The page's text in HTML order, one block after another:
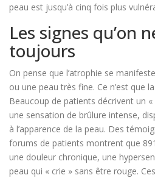
peau est jusqu’à cinq fois plus
Les signes qu’on
toujours
On pense que l’atrophie se
ou une peau très fine. Ce n’est que
Beaucoup de patients décrivent un «
une sensation de brûlure intense,
à l’apparence de la peau. Des
forums de patients montrent que
une douleur chronique, une
peau qui « crie » sans être rouge.